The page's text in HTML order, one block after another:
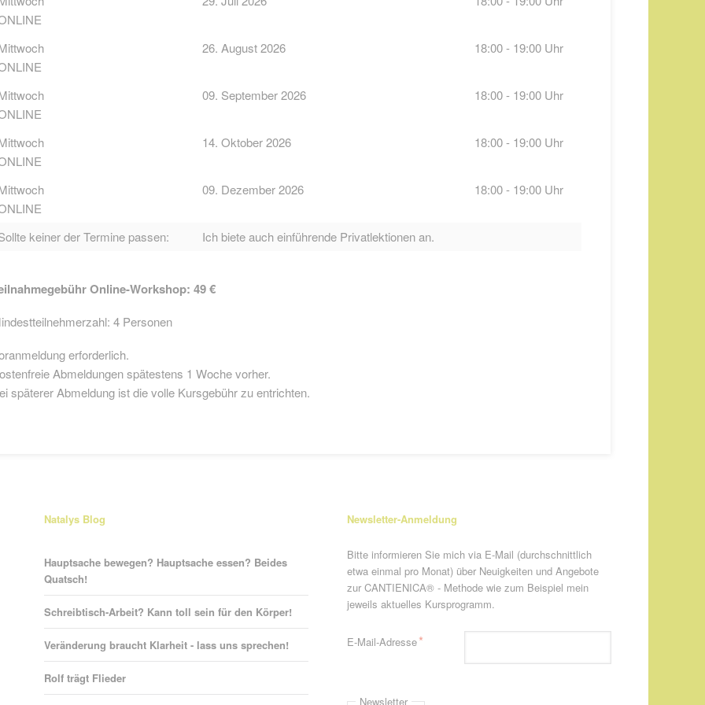
keiner der Termine passen: Ich biete auch einführende Privatlektionen an.
26. August 2026 18:00 - 19:00 Uhr
09. September 2026 18:00 - 19:00 Uhr
14. Oktober 2026 18:00 - 19:00 Uhr
09. Dezember 2026 18:00 - 19:00 Uhr
Online-Workshop: 49 €
4 Personen
erforderlich.
Abmeldungen spätestens 1 Woche vorher.
späterer Abmeldung ist die volle Kursgebühr zu entrichten.
Natalys Blog
Hauptsache bewegen? Hauptsache essen? Beides
Quatsch!
Schreibtisch-Arbeit? Kann toll sein für den Körper!
Veränderung braucht Klarheit - lass uns sprechen!
Rolf trägt Flieder
Newsletter-Anmeldung
Bitte informieren Sie mich via E-Mail (durchschnittlich
etwa einmal pro Monat) über Neuigkeiten und Angebote
zur CANTIENICA® - Methode wie zum Beispiel mein
jeweils aktuelles Kursprogramm.
Pflichtfeld
E-Mail-Adresse*
Newsletter